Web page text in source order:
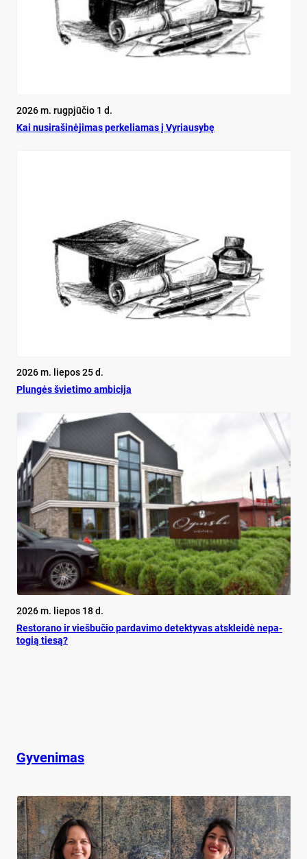
2026 m. rugpjūčio 1 d.
Kai nu­si­ra­ši­nė­ji­mas per­ke­lia­mas į Vy­riau­sy­bę
2026 m. liepos 25 d.
Plun­gės švie­ti­mo am­bi­ci­ja
2026 m. liepos 18 d.
Res­to­ra­no ir vieš­bu­čio par­da­vi­mo de­tek­ty­vas at­sklei­dė ne­pa­
to­gią tie­są?
Gyvenimas